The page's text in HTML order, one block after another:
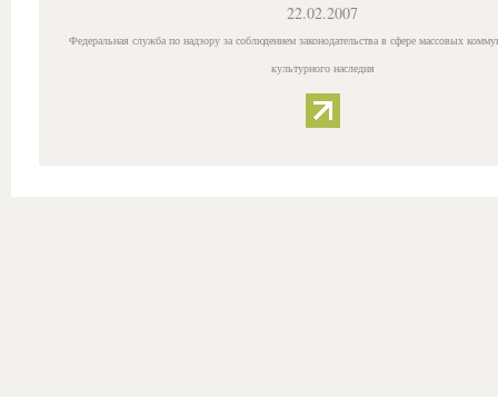
22.02.2007
Федеральная служба по надзору за соблюдением законодательства в сфере массовых
культурного наследия